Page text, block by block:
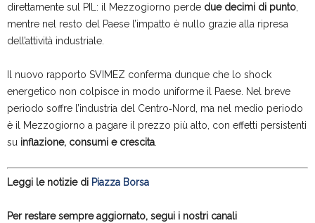
direttamente sul PIL: il Mezzogiorno perde due decimi di punto
mentre nel resto del Paese l’impatto è nullo grazie alla ripresa
dell’attività industriale.
Il nuovo rapporto SVIMEZ conferma dunque che lo shock
energetico non colpisce in modo uniforme il Paese. Nel breve
periodo soffre l’industria del Centro‑Nord, ma nel medio periodo
è il Mezzogiorno a pagare il prezzo più alto, con effetti persistenti
su inflazione, consumi e crescita
Leggi le notizie di Piazza Borsa
Per restare sempre aggiornato, segui i nostri canali